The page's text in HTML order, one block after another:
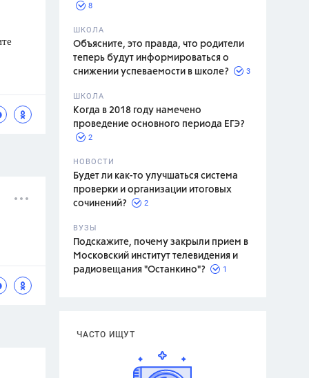
Л.С.,
8
ШКОЛА
Объясните, это правда, что родители
теперь будут информироваться о
снижении успеваемости в школе?
3
ШКОЛА
Когда в 2018 году намечено
проведение основного периода ЕГЭ?
2
НОВОСТИ
Будет ли как-то улучшаться система
проверки и организации итоговых
сочинений?
2
ВУЗЫ
Подскажите, почему закрыли прием в
Московский институт телевидения и
радиовещания "Останкино"?
1
ЧАСТО ИЩУТ